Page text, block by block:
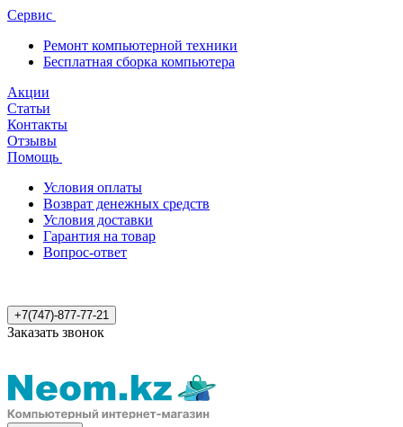
Сервис
Ремонт компьютерной техники
Бесплатная сборка компьютера
Акции
Статьи
Контакты
Отзывы
Помощь
Условия оплаты
Возврат денежных средств
Условия доставки
Гарантия на товар
Вопрос-ответ
+7(747)-877-77-21
Заказать звонок